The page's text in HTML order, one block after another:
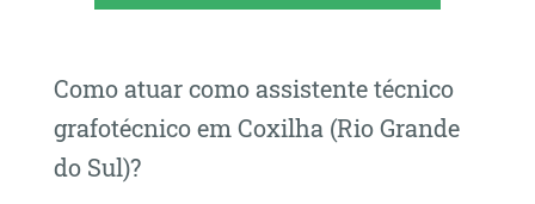
Como atuar como assistente técnico
grafotécnico em Coxilha (Rio Grande
do Sul)?